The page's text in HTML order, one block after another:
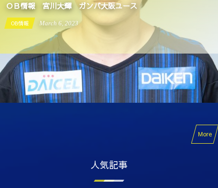
ＯＢ情報 宮川大輝 ガンバ大阪ユース
OB情報 March 6, 2023
More
人気記事